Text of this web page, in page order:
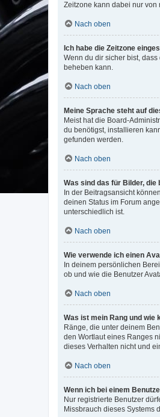
Zeitzone kann dabei nur von
Nach oben
Ich habe die Zeitzone
Wenn du dir sicher bist,
beheben kann.
Nach oben
Meine Sprache steht auf
Meist hat die Board-
du benötigst, installieren
gefunden werden.
Nach oben
Was sind das für Bilder, die
In der Beitragsansicht
deinen Status im Forum
unterschiedlich ist.
Nach oben
Wie verwende ich einen
In deinem persönlichen
ob und wie die Benutzer
Nach oben
Was ist mein Rang und wie
Ränge, die unter deinem
den Wortlaut eines Ranges
dieses Verhalten nicht und
Nach oben
Wenn ich bei einem
Nur registrierte Benutzer
Missbrauch dieses Systems